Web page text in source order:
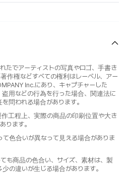
たでアーティストの写真やロゴ、手書き
作権などすべての権利はレーベル、アー
Inc.にあり、キャプチャーした
用などの行為を行った場合、関連法に
問われる場合があります。
工程上、実際の商品の印刷位置や大き
ります。
て色合いが異なって見える場合がありま
も商品の色合い、サイズ、素材は、製
の違いが生じる場合があります。